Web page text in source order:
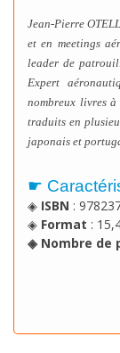
Jean-Pierre
et en meetings
leader de
Expert
nombreux livres à
traduits en
japonais et
☛
◈ ISBN :
◈ Format :
◈ Nombre de